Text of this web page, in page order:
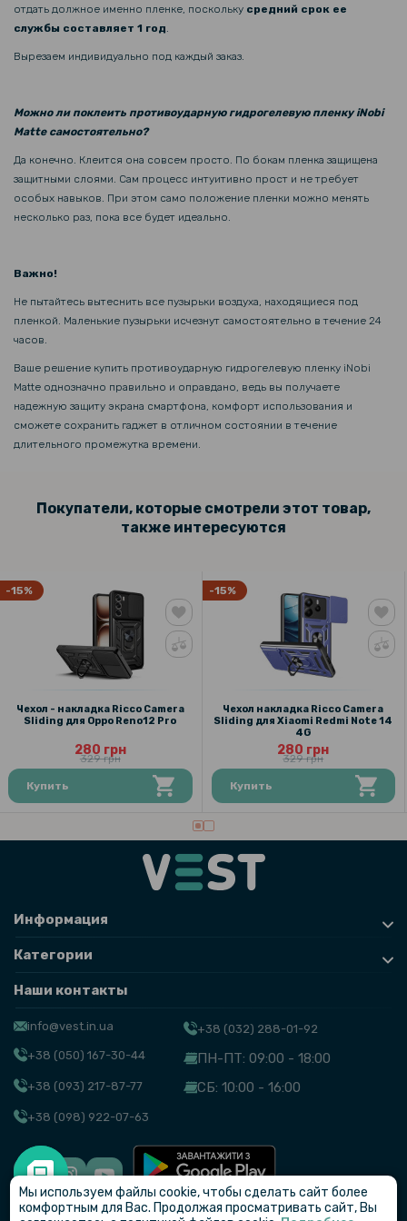
Гидрогелевая пленка iNobi Matte для Oppo Reno12 5g, Матовая
199 грн
Противоударная гидрогелевая пленка Hydrogel Film для Oppo A60,
Transparent
отдать должное именно пленке, поскольку средний срок ее
службы составляет 1 год.
Вырезаем индивидуально под каждый заказ.
Можно ли поклеить противоударную гидрогелевую пленку iNobi
Matte самостоятельно?
Да конечно. Клеится она совсем просто. По бокам пленка защищена
защитными слоями. Сам процесс интуитивно прост и не требует
особых навыков. При этом само положение пленки можно менять
несколько раз, пока все будет идеально.
Важно!
Не пытайтесь вытеснить все пузырьки воздуха, находящиеся под
пленкой. Маленькие пузырьки исчезнут самостоятельно в течение 24
часов.
Ваше решение купить противоударную гидрогелевую пленку iNobi
Matte однозначно правильно и оправдано, ведь вы получаете
надежную защиту экрана смартфона, комфорт использования и
сможете сохранить гаджет в отличном состоянии в течение
длительного промежутка времени.
Покупатели, которые смотрели этот товар,
также интересуются
-15%
Чехол - накладка Ricco Camera
Sliding для Oppo Reno12 Pro
280 грн
329 грн
Купить
-15%
Чехол накладка Ricco Camera
Sliding для Xiaomi Redmi Note 14
4G
280 грн
329 грн
Купить
Информация
Категории
Наши контакты
info@vest.in.ua
+38 (050) 167-30-44
+38 (093) 217-87-77
+38 (098) 922-07-63
+38 (032) 288-01-92
ПН-ПТ: 09:00 - 18:00
СБ: 10:00 - 16:00
© VEST
Мы используем файлы cookie, чтобы сделать сайт более
комфортным для Вас. Продолжая просматривать сайт, Вы